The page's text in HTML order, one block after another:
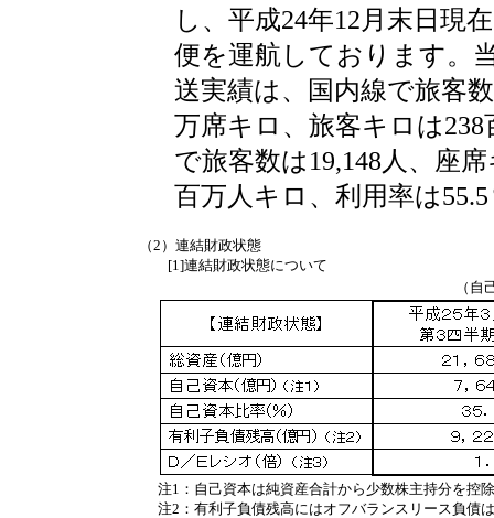
し、平成24年12月末日現
便を運航しております。
送実績は、国内線で旅客
万席キロ、旅客キロは
で旅客数は19,148人、座
百万人キロ、利用率は
（2）連結財政状態
[1]連結財政状態について
（
注1：自己資本は純資産合計から少数株主持分を控
注2：有利子負債残高にはオフバランスリース負債